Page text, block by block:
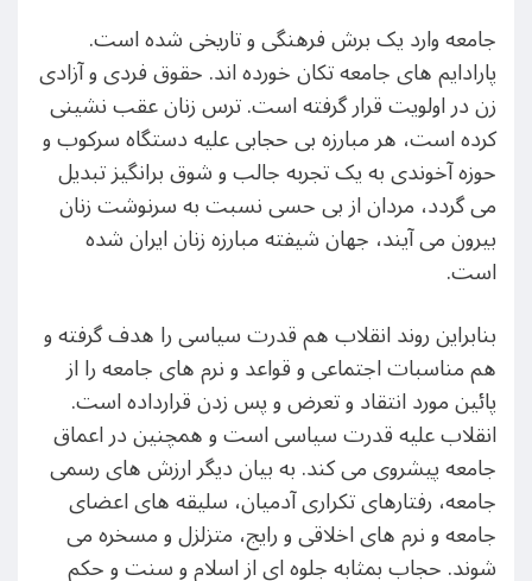
جامعه وارد یک برش فرهنگی و تاریخی شده است.
پارادایم های جامعه تکان خورده اند. حقوق فردی و آزادی
زن در اولویت قرار گرفته است. ترس زنان عقب نشینی
کرده است، هر مبارزه بی حجابی علیه دستگاه سرکوب و
حوزه آخوندی به یک تجربه جالب و شوق برانگیز تبدیل
می گردد، مردان از بی حسی نسبت به سرنوشت زنان
بیرون می آیند، جهان شیفته مبارزه زنان ایران شده
است.
بنابراین روند انقلاب هم قدرت سیاسی را هدف گرفته و
هم مناسبات اجتماعی و قواعد و نرم های جامعه را از
پائین مورد انتقاد و تعرض و پس زدن قرارداده است.
انقلاب علیه قدرت سیاسی است و همچنین در اعماق
جامعه پیشروی می کند. به بیان دیگر ارزش های رسمی
جامعه، رفتارهای تکراری آدمیان، سلیقه های اعضای
جامعه و نرم های اخلاقی و رایج، متزلزل و مسخره می
شوند. حجاب بمثابه جلوه ای از اسلام و سنت و حکم